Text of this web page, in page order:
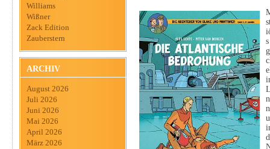
Williams
Wißner
Zack Edition
Zauberstern
ARCHIV
August 2026
Juli 2026
Juni 2026
Mai 2026
April 2026
März 2026
s
n